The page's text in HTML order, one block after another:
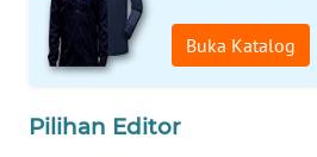
Buka Katalog
Pilihan Editor
PLN
WATCH